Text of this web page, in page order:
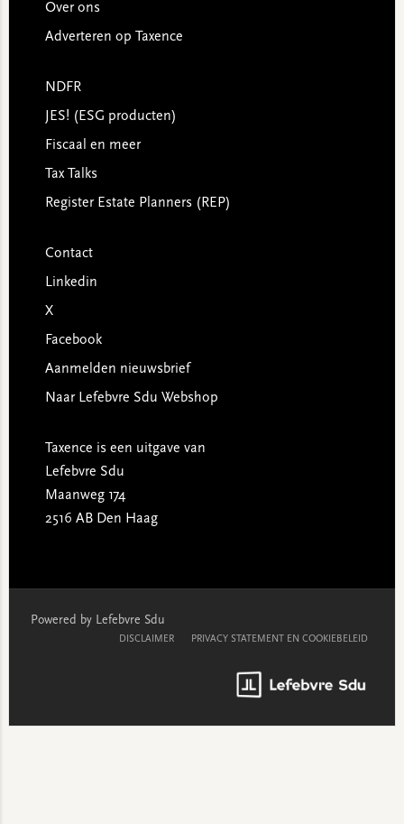
Over ons
Adverteren op Taxence
NDFR
JES! (ESG producten)
Fiscaal en meer
Tax Talks
Register Estate Planners (REP)
Contact
Linkedin
X
Facebook
Aanmelden nieuwsbrief
Naar Lefebvre Sdu Webshop
Taxence is een uitgave van
Lefebvre Sdu
Maanweg 174
2516 AB Den Haag
Powered by Lefebvre Sdu
DISCLAIMER PRIVACY STATEMENT EN COOKIEBELEID